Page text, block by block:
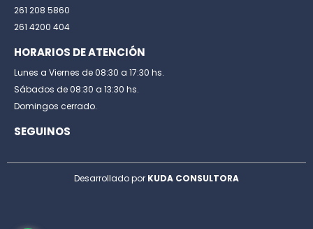
261 208 5860
261 4200 404
HORARIOS DE ATENCIÓN
Lunes a Viernes de 08:30 a 17:30 hs.
Sábados de 08:30 a 13:30 hs.
Domingos cerrado.
SEGUINOS
Desarrollado por KUDA CONSULTORA